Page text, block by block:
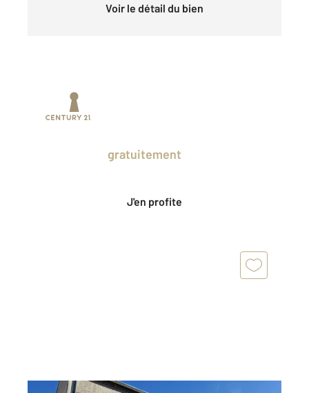
Voir le détail du bien
gratuitement
J'en profite